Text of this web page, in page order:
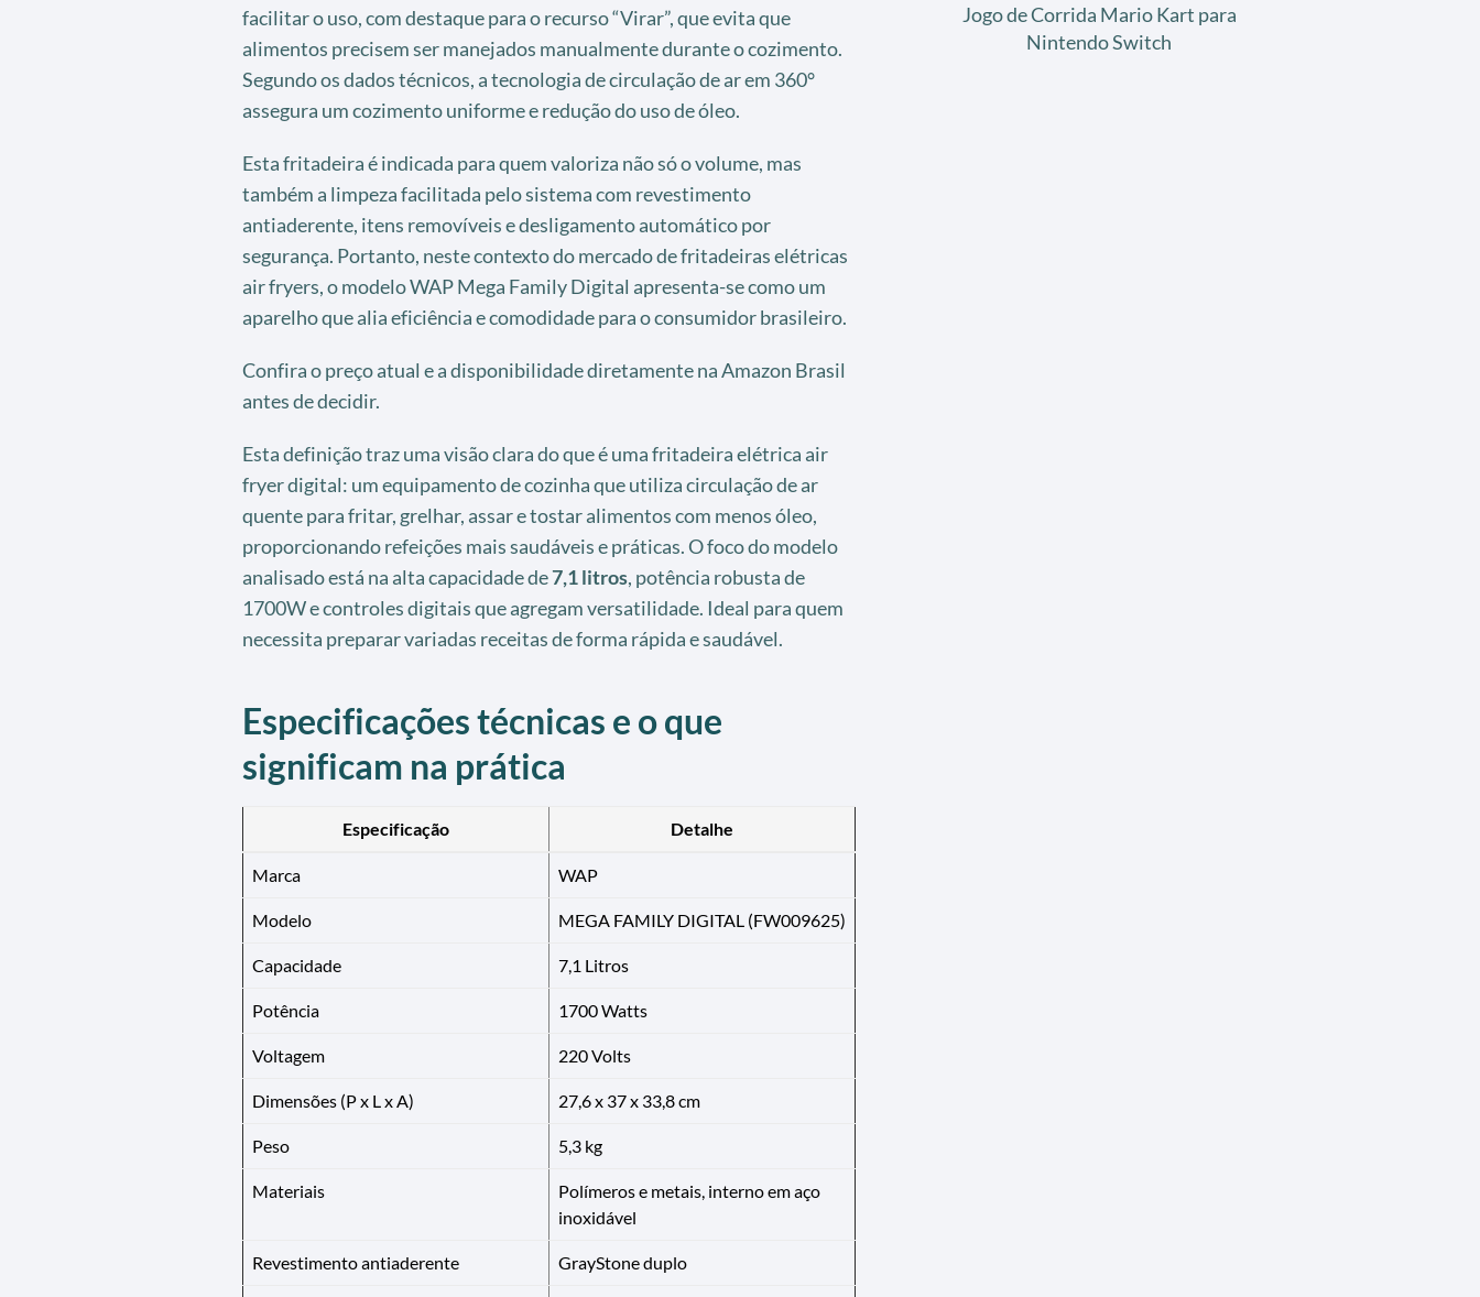
facilitar o uso, com destaque para o recurso “Virar”, que evita que
alimentos precisem ser manejados manualmente durante o cozimento.
Segundo os dados técnicos, a tecnologia de circulação de ar em 360°
assegura um cozimento uniforme e redução do uso de óleo.
Esta fritadeira é indicada para quem valoriza não só o volume, mas
também a limpeza facilitada pelo sistema com revestimento
antiaderente, itens removíveis e desligamento automático por
segurança. Portanto, neste contexto do mercado de fritadeiras elétricas
air fryers, o modelo WAP Mega Family Digital apresenta-se como um
aparelho que alia eficiência e comodidade para o consumidor brasileiro.
Confira o preço atual e a disponibilidade diretamente na Amazon Brasil
antes de decidir.
Esta definição traz uma visão clara do que é uma fritadeira elétrica air
fryer digital: um equipamento de cozinha que utiliza circulação de ar
quente para fritar, grelhar, assar e tostar alimentos com menos óleo,
proporcionando refeições mais saudáveis e práticas. O foco do modelo
analisado está na alta capacidade de7,1 litros, potência robusta de
1700W e controles digitais que agregam versatilidade. Ideal para quem
necessita preparar variadas receitas de forma rápida e saudável.
Especificações técnicas e o que
significam na prática
Especificação Detalhe
Marca WAP
Modelo MEGA FAMILY DIGITAL (FW009625)
Capacidade 7,1 Litros
Potência 1700 Watts
Voltagem 220 Volts
Dimensões (P x L x A) 27,6 x 37 x 33,8 cm
Peso 5,3 kg
Materiais
Polímeros e metais, interno em aço
inoxidável
Revestimento antiaderente GrayStone duplo
Jogo de Corrida Mario Kart para
Nintendo Switch